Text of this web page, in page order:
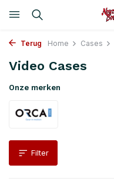
Terug Home Cases
Video Cases
Onze merken
Filter